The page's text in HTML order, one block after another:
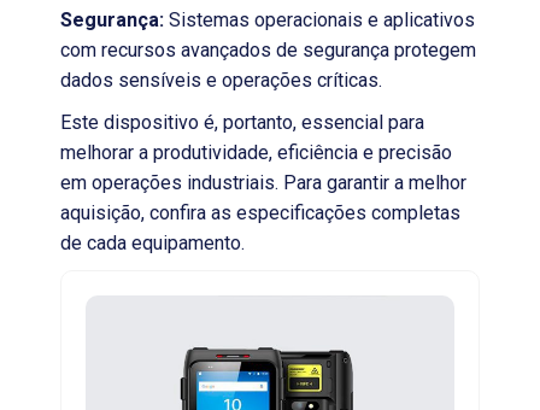
Segurança: Sistemas operacionais e aplicativos
com recursos avançados de segurança protegem
dados sensíveis e operações críticas.
Este dispositivo é, portanto, essencial para
melhorar a produtividade, eficiência e precisão
em operações industriais. Para garantir a melhor
aquisição, confira as especificações completas
de cada equipamento.